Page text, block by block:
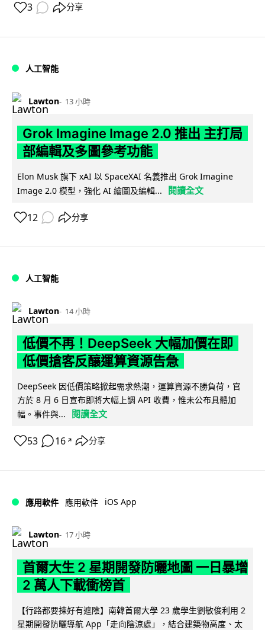
3 分享
人工智能
Lawton 13 小時
Grok Imagine Image 2.0 推出 主打局
部編輯及多圖參考功能
Elon Musk 旗下 xAI 以 SpaceXAI 名義推出 Grok Imagine
Image 2.0 模型，強化 AI 繪圖及編輯...
閱讀全文
12 分享
人工智能
Lawton 14 小時
低價不再！DeepSeek 大幅加價在即
低價搶客反釀運算資源告急
DeepSeek 因低價策略掀起需求熱潮，運算資源不勝負荷，官
方於 8 月 6 日宣布即將大幅上調 API 收費，惟未公布具體加
幅。事件與...
閱讀全文
53 16 ↗ 分享
應用軟件 應用軟件 iOS App
Lawton 17 小時
首爾大生 2 星期開發防曬地圖 一日暴增
2 萬人下載衝榜首
【行路都要揀好有遮陰】南韓首爾大學 23 歲學生劉敏俊利用 2
星期開發防曬導航 App「走向陰涼處」，結合建築物高度、太